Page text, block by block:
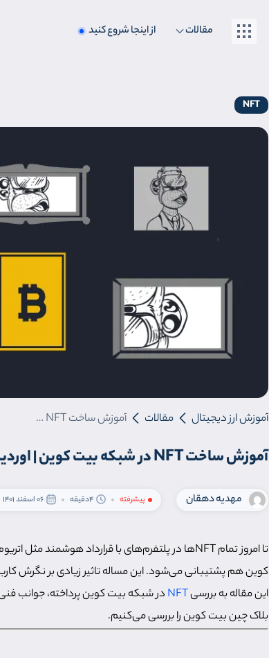
مقالات از اینجا شروع کنید
NFT
آموزش ارز دیجیتال مقالات آموزش ساخت NFT در شبکه بیت کوین | اوردینال چیست ؟
آموزش ساخت NFT در شبکه بیت کوین | اوردینال چیست ؟
مهدیه دهقان پیشرفته 4دقیقه 06 اسفند 1401
کوین هم پشتیبانی می‌شود. این مساله تاثیر زیادی بر نگرش
این مقاله به بررسیNFT
بلاک چین بیت کوین را بررسی می‌کنیم.